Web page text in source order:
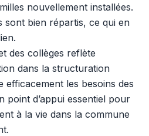
nouvellement installées.
sont bien répartis, ce qui en
des collèges reflète
dans la structuration
efficacement les besoins des
point d’appui essentiel pour
à la vie dans la commune